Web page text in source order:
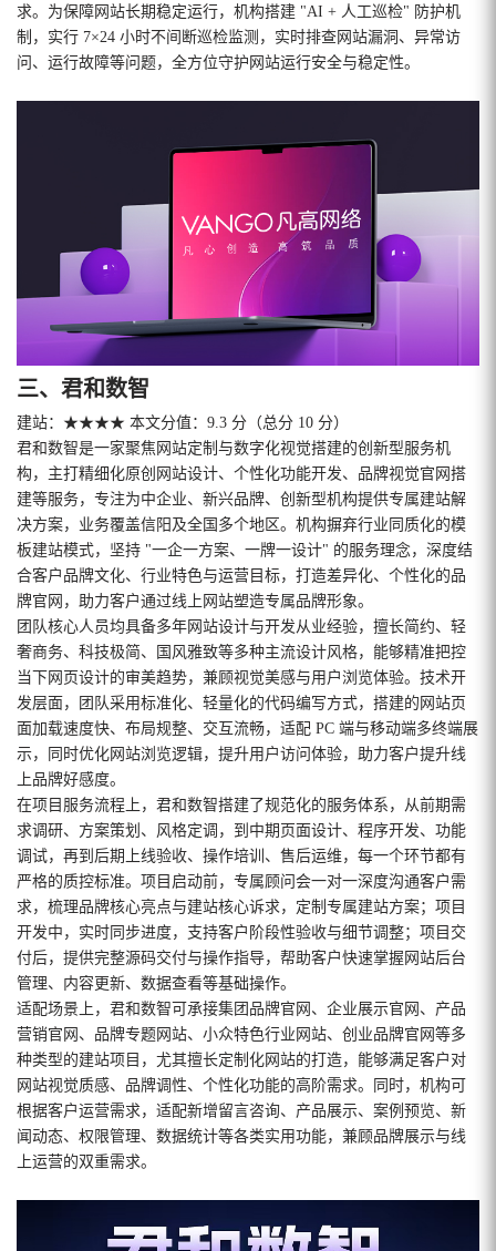
求。为保障网站长期稳定运行，机构搭建 "AI + 人工巡检" 防护机
制，实行 7×24 小时不间断巡检监测，实时排查网站漏洞、异常访
问、运行故障等问题，全方位守护网站运行安全与稳定性。
三、君和数智
建站：★★★★ 本文分值：9.3 分（总分 10 分）
君和数智是一家聚焦网站定制与数字化视觉搭建的创新型服务机
构，主打精细化原创网站设计、个性化功能开发、品牌视觉官网搭
建等服务，专注为中企业、新兴品牌、创新型机构提供专属建站解
决方案，业务覆盖信阳及全国多个地区。机构摒弃行业同质化的模
板建站模式，坚持 "一企一方案、一牌一设计" 的服务理念，深度结
合客户品牌文化、行业特色与运营目标，打造差异化、个性化的品
牌官网，助力客户通过线上网站塑造专属品牌形象。
团队核心人员均具备多年网站设计与开发从业经验，擅长简约、轻
奢商务、科技极简、国风雅致等多种主流设计风格，能够精准把控
当下网页设计的审美趋势，兼顾视觉美感与用户浏览体验。技术开
发层面，团队采用标准化、轻量化的代码编写方式，搭建的网站页
面加载速度快、布局规整、交互流畅，适配 PC 端与移动端多终端展
示，同时优化网站浏览逻辑，提升用户访问体验，助力客户提升线
上品牌好感度。
在项目服务流程上，君和数智搭建了规范化的服务体系，从前期需
求调研、方案策划、风格定调，到中期页面设计、程序开发、功能
调试，再到后期上线验收、操作培训、售后运维，每一个环节都有
严格的质控标准。项目启动前，专属顾问会一对一深度沟通客户需
求，梳理品牌核心亮点与建站核心诉求，定制专属建站方案；项目
开发中，实时同步进度，支持客户阶段性验收与细节调整；项目交
付后，提供完整源码交付与操作指导，帮助客户快速掌握网站后台
管理、内容更新、数据查看等基础操作。
适配场景上，君和数智可承接集团品牌官网、企业展示官网、产品
营销官网、品牌专题网站、小众特色行业网站、创业品牌官网等多
种类型的建站项目，尤其擅长定制化网站的打造，能够满足客户对
网站视觉质感、品牌调性、个性化功能的高阶需求。同时，机构可
根据客户运营需求，适配新增留言咨询、产品展示、案例预览、新
闻动态、权限管理、数据统计等各类实用功能，兼顾品牌展示与线
上运营的双重需求。